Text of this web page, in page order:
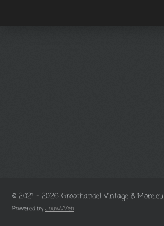
© 2021 - 2026 Groothandel Vintage & More.eu
Powered by JouwWeb